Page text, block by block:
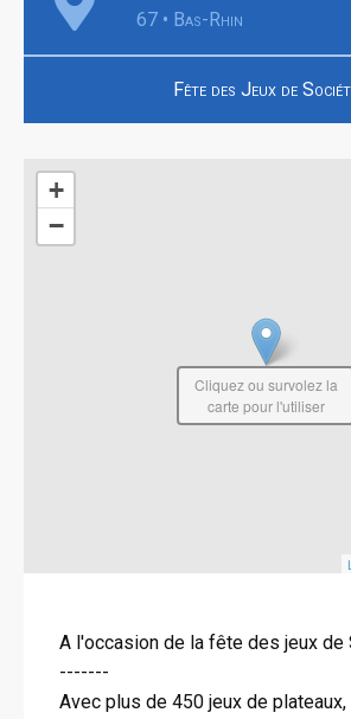
67 • Bas-Rhin
Fête des Jeux de
+
−
Cliquez ou survolez la
carte pour l'utiliser
A l'occasion de la fête des jeux de
-------
Avec plus de 450 jeux de